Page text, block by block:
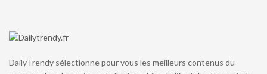
DailyTrendy sélectionne pour vous les meilleurs contenus du